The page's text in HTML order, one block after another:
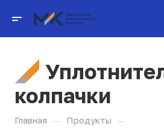
колпачки
Главная — Продукты —